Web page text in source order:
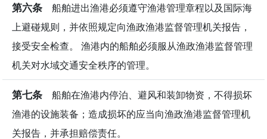
第六条 船舶进出渔港必须遵守渔港管理章程以及国际海
上避碰规则，并依照规定向渔政渔港监督管理机关报告，
接受安全检查。 渔港内的船舶必须服从渔政渔港监督管理
机关对水域交通安全秩序的管理。
第七条 船舶在渔港内停泊、避风和装卸物资，不得损坏
渔港的设施装备；造成损坏的应当向渔政渔港监督管理机
关报告，并承担赔偿责任。